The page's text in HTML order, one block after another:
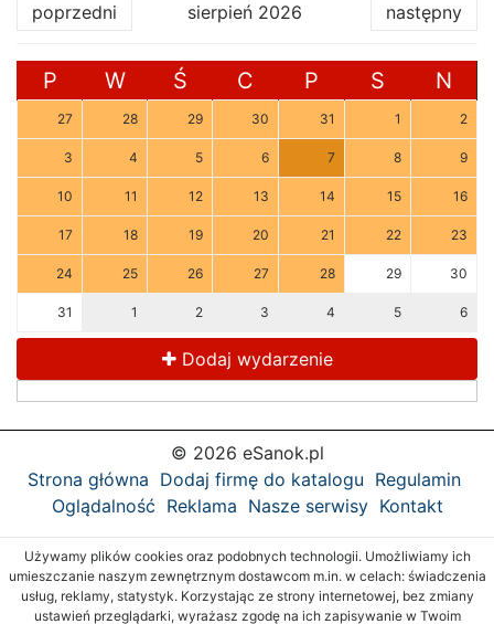
poprzedni sierpień 2026 następny
P W Ś C P S N
27 28 29 30 31 1 2
3 4 5 6 7 8 9
10 11 12 13 14 15 16
17 18 19 20 21 22 23
24 25 26 27 28 29 30
31 1 2 3 4 5 6
Dodaj wydarzenie
© 2026 eSanok.pl
Strona główna Dodaj firmę do katalogu Regulamin
Oglądalność Reklama Nasze serwisy Kontakt
Używamy plików cookies oraz podobnych technologii. Umożliwiamy ich
umieszczanie naszym zewnętrznym dostawcom m.in. w celach: świadczenia
usług, reklamy, statystyk. Korzystając ze strony internetowej, bez zmiany
ustawień przeglądarki, wyrażasz zgodę na ich zapisywanie w Twoim